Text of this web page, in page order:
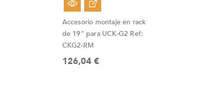
Accesorio montaje en rack
de 19" para UCK-G2 Ref:
CKG2-RM
126,04 €